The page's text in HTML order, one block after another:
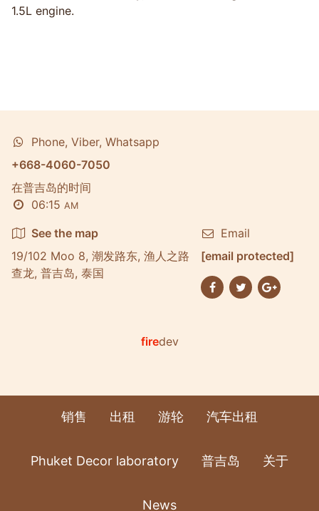
1.5L engine.
Phone, Viber, Whatsapp
+668-4060-7050
在普吉岛的时间
06:15 AM
See the map
19/102 Moo 8, 潮发路东, 渔人之路
查龙, 普吉岛, 泰国
Email
[email protected]
firedev
销售 出租 游轮 汽车出租
Phuket Decor laboratory 普吉岛 关于
News